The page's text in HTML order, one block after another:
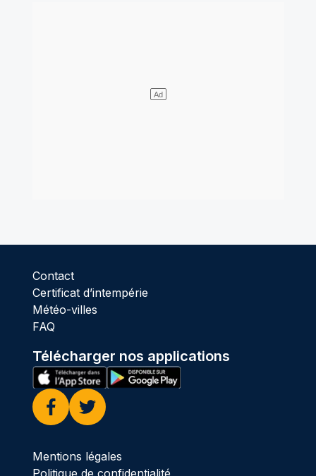
Contact
Certificat d’intempérie
Météo-villes
FAQ
Télécharger nos applications
Facebook
Twitter
Mentions légales
Politique de confidentialité